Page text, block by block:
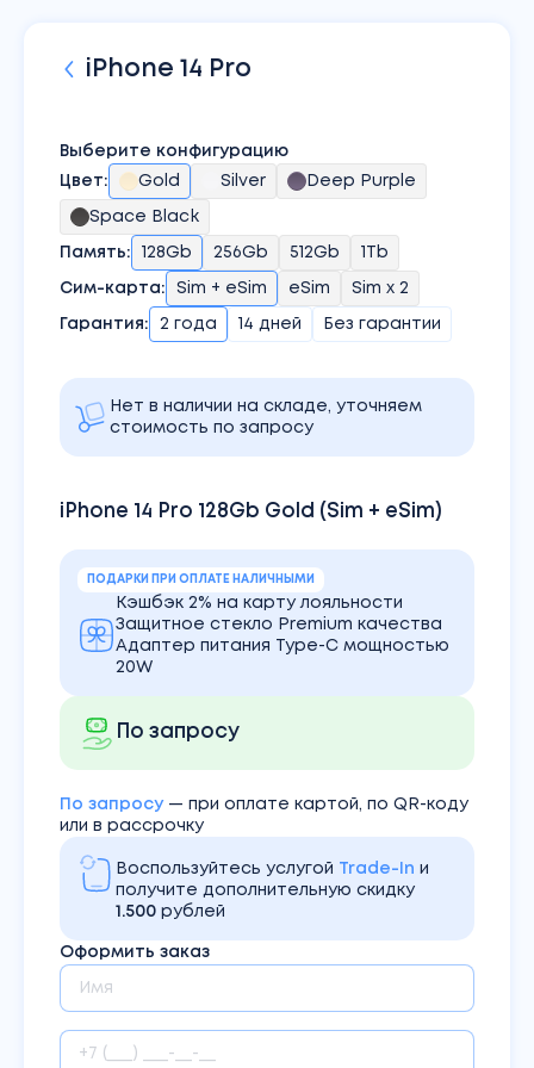
iPhone 14 Pro
iPhone 14 Pro 128Gb Gold (Sim + eSim)
Выберите конфигурацию
Цвет: Gold Silver Deep Purple
Space Black
Память: 128Gb 256Gb 512Gb 1Tb
Сим-карта: Sim + eSim eSim Sim x 2
Гарантия: 2 года 14 дней Без гарантии
Нет в наличии на складе, уточняем
стоимость по запросу
ПОДАРКИ ПРИ ОПЛАТЕ НАЛИЧНЫМИ
Кэшбэк 2% на карту лояльности
Защитное стекло Premium качества
Адаптер питания Type-C мощностью
20W
По запросу
По запросу — при оплате картой, по QR-коду
или в рассрочку
Воспользуйтесь услугой Trade-In и
получите дополнительную скидку
1.500 рублей
Оформить заказ